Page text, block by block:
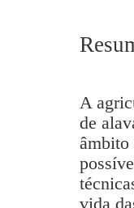
A
de
âmbito